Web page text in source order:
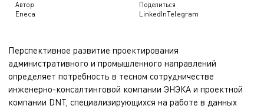
Автор
Eneca
Поделиться
LinkedInTelegram
Перспективное развитие проектирования
административного и промышленного направлений
определяет потребность в тесном сотрудничестве
инженерно-консалтинговой компании ЭНЭКА и проектной
компании DNT , специализирующихся на работе в данных